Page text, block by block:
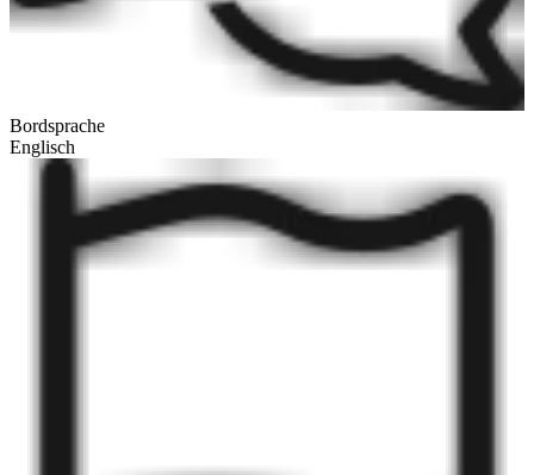
Bordsprache
Englisch